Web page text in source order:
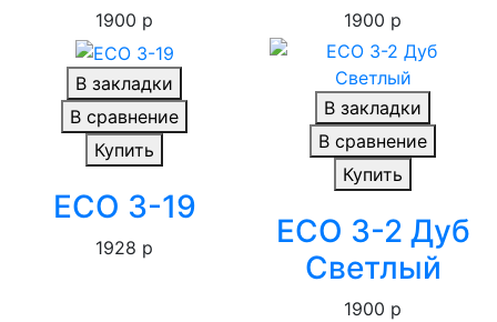
1900 р 1900 р
В закладки
В сравнение
Купить
ECO 3-19
1928 р
В закладки
В сравнение
Купить
ECO 3-2 Дуб
Светлый
1900 р